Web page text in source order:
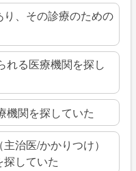
、その診療のための
れる医療機関を探し
機関を探していた
治医/かかりつけ）
していた